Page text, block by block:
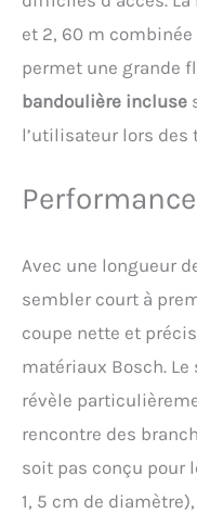
et 2, 60 m combinée
permet une grande
bandoulière incluse
l’utilisateur lors des
Avec une longueur
sembler court à
coupe nette et
matériaux Bosch.
révèle
rencontre des
soit pas conçu pour
1, 5 cm de